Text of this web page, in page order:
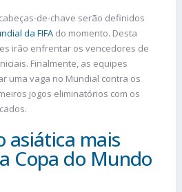
de-chave serão definidos
da FIFA do momento. Desta
irão enfrentar os vencedores de
Finalmente, as equipes
uma vaga no Mundial contra os
jogos eliminatórios com os
asiática mais
Copa do Mundo